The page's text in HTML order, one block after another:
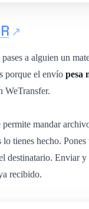
a alguien un
porque el envío pesa
WeTransfer.
mandar
lo tienes hecho.
destinatario. Enviar y
recibido.